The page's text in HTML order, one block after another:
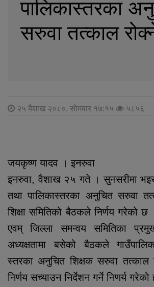
पालिकास्तरका
सरुवा तत्काल
२५ बैशाख २०८०, सोमबार १७:१५ ५८५६
जयकृष्ण यादव । इनरुवा
इनरुवा, वैशाख २५ गते । सुनसरीमा
तथा पालिकास्तरका अनुचित सरुवा
शिक्षा समितिको बैठकले निर्णय गरेको छ
एवम् जिल्ला समन्वय समितिका
अध्यक्षतामा बसेको बैठकले
स्तरका अनुचित शिक्षक सरुवा
निर्णय सच्याउन निर्देशन गर्ने निणर्य गरेको